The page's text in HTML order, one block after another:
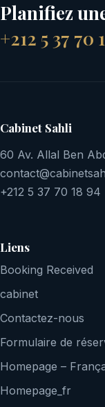
Planifiez
+212 5 37 70
Cabinet Sahli
60 Av. Allal Ben
+212 5 37 70 18 94
Liens
Booking Received
cabinet
Contactez-nous
Formulaire de
Homepage –
Homepage_fr